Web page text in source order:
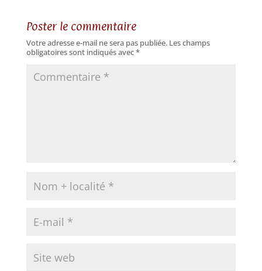
Poster le commentaire
Votre adresse e-mail ne sera pas publiée. Les champs
obligatoires sont indiqués avec*